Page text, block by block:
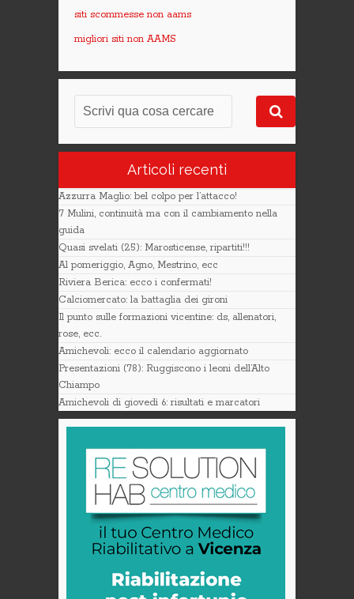
siti scommesse non aams
migliori siti non AAMS
Articoli recenti
Azzurra Maglio: bel colpo per l’attacco!
7 Mulini, continuità ma con il cambiamento nella
guida
Quasi svelati (25): Marosticense, ripartiti!!!
Al pomeriggio, Agno, Mestrino, ecc
Riviera Berica: ecco i confermati!
Calciomercato: la battaglia dei gironi
Il punto sulle formazioni vicentine: ds, allenatori,
rose, ecc.
Amichevoli: ecco il calendario aggiornato
Presentazioni (78): Ruggiscono i leoni dell’Alto
Chiampo
Amichevoli di giovedì 6: risultati e marcatori